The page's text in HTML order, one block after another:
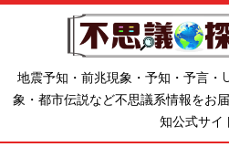
地震予知・前兆現象・予知・予言
象・都市伝説など不思議系情報をお
知公式サイ